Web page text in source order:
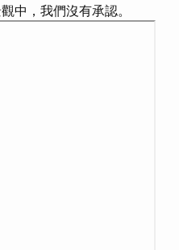
中，我們沒有承認。